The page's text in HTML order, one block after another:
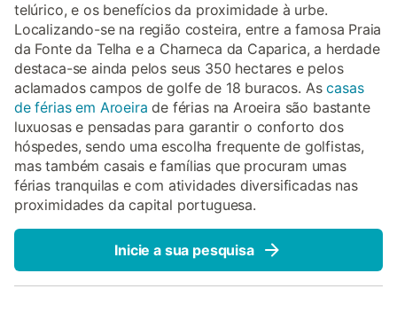
telúrico, e os benefícios da proximidade à urbe.
Localizando-se na região costeira, entre a famosa Praia
da Fonte da Telha e a Charneca da Caparica, a herdade
destaca-se ainda pelos seus 350 hectares e pelos
aclamados campos de golfe de 18 buracos. Ascasas
de férias em Aroeira de férias na Aroeira são bastante
luxuosas e pensadas para garantir o conforto dos
hóspedes, sendo uma escolha frequente de golfistas,
mas também casais e famílias que procuram umas
férias tranquilas e com atividades diversificadas nas
proximidades da capital portuguesa.
Inicie a sua pesquisa